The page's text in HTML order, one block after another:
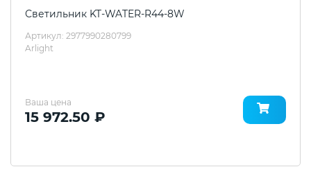
Светильник KT-WATER-R44-8W
Артикул: 2977990280799
Arlight
Ваша цена
15 972.50 ₽